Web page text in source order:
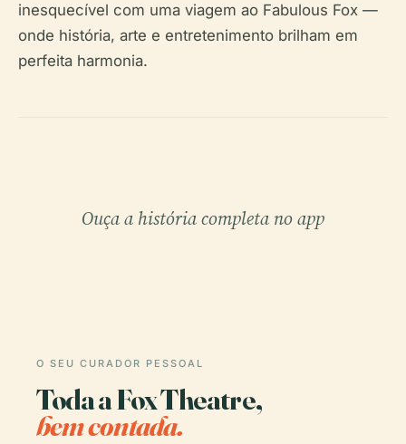
inesquecível com uma viagem ao Fabulous Fox —
onde história, arte e entretenimento brilham em
perfeita harmonia.
Ouça a história completa no app
O SEU CURADOR PESSOAL
Toda a Fox Theatre,
bem contada.